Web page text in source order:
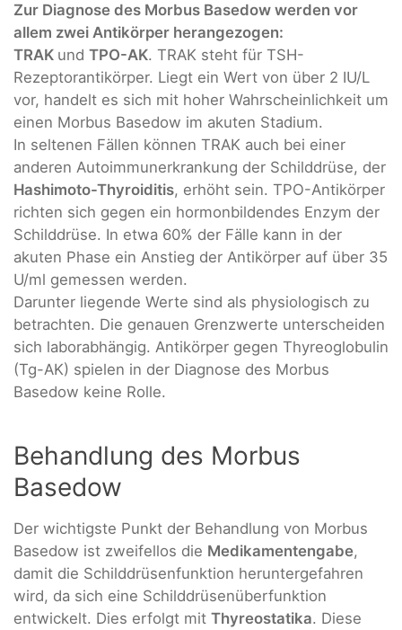
Zur Diagnose des Morbus Basedow werden vor
allem zwei Antikörper herangezogen:
TRAK und TPO-AK. TRAK steht für TSH-
Rezeptorantikörper. Liegt ein Wert von über 2 IU/L
vor, handelt es sich mit hoher Wahrscheinlichkeit um
einen Morbus Basedow im akuten Stadium.
In seltenen Fällen können TRAK auch bei einer
anderen Autoimmunerkrankung der Schilddrüse, der
Hashimoto-Thyroiditis, erhöht sein. TPO-Antikörper
richten sich gegen ein hormonbildendes Enzym der
Schilddrüse. In etwa 60% der Fälle kann in der
akuten Phase ein Anstieg der Antikörper auf über 35
U/ml gemessen werden.
Darunter liegende Werte sind als physiologisch zu
betrachten. Die genauen Grenzwerte unterscheiden
sich laborabhängig. Antikörper gegen Thyreoglobulin
(Tg-AK) spielen in der Diagnose des Morbus
Basedow keine Rolle.
Behandlung des Morbus
Basedow
Der wichtigste Punkt der Behandlung von Morbus
Basedow ist zweifellos die Medikamentengabe,
damit die Schilddrüsenfunktion heruntergefahren
wird, da sich eine Schilddrüsenüberfunktion
entwickelt. Dies erfolgt mit Thyreostatika. Diese